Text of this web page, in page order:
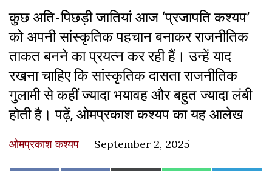
कुछ अति-पिछड़ी जातियां आज ‘प्रजापति कश्यप’
को अपनी सांस्कृतिक पहचान बनाकर राजनीतिक
ताकत बनने का प्रयत्न कर रही हैं। उन्हें याद
रखना चाहिए कि सांस्कृतिक दासता राजनीतिक
गुलामी से कहीं ज्यादा भयावह और बहुत ज्यादा लंबी
होती है। पढ़ें, ओमप्रकाश कश्यप का यह आलेख
ओमप्रकाश कश्यप September 2, 2025